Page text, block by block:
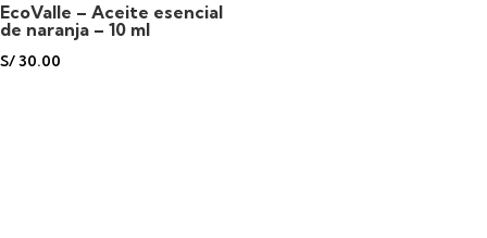
EcoValle – Aceite esencial
de naranja – 10 ml
S/30.00